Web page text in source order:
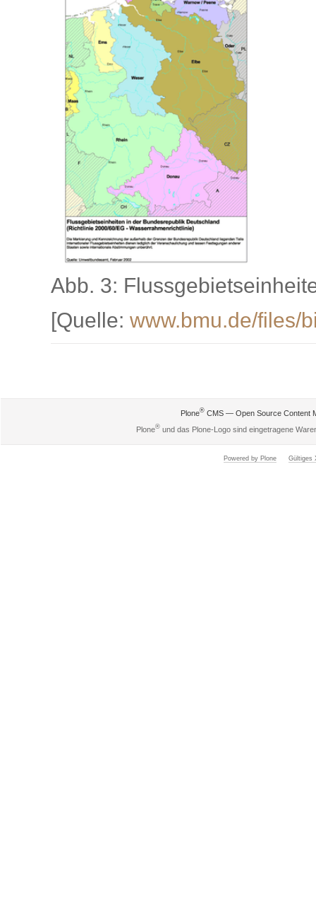
Abb. 3:
[Quelle:www.bmu.de/files/
Plone®CMS — Open Source Content
Plone®und das Plone-Logo sind eingetragene
Powered by Plone Gültiges